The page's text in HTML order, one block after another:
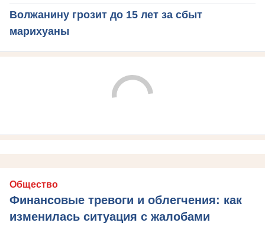
Волжанину грозит до 15 лет за сбыт
марихуаны
Общество
Финансовые тревоги и облегчения: как
изменилась ситуация с жалобами